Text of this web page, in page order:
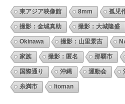
東アジア映像館 8mm 孤児
撮影：金城真助 撮影：大城隆盛
Okinawa 撮影：山里景吉
家族 撮影：匿名 那覇市
国際通り 沖縄 運動会
糸満市 Itoman